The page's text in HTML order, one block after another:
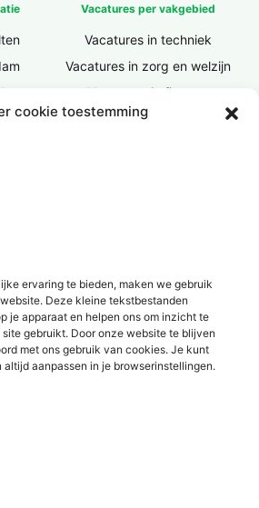
cookie toestemming
ervaring te bieden, maken we gebruik
Deze kleine tekstbestanden
je apparaat en helpen ons om inzicht te
gebruikt. Door onze website te blijven
met ons gebruik van cookies. Je kunt
aanpassen in je browserinstellingen.
Vacatures per vakgebied
Vacatures in techniek
Vacatures in zorg en welzijn
Vacatures in finance
Vacatures in ICT / IT